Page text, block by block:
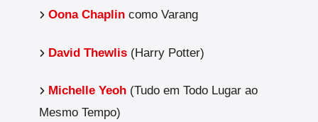
Oona Chaplin como Varang
David Thewlis (Harry Potter)
Michelle Yeoh (Tudo em Todo Lugar ao
Mesmo Tempo)